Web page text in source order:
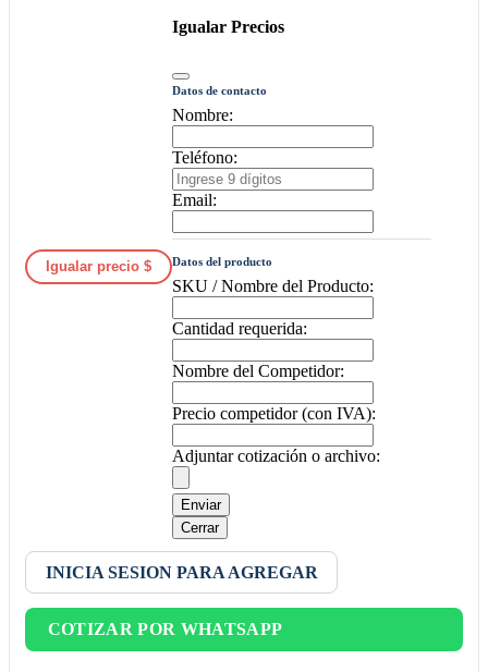
Igualar precio $
Igualar Precios
Datos de contacto
Nombre:
Teléfono:
Email:
Datos del producto
SKU / Nombre del Producto:
Cantidad requerida:
Nombre del Competidor:
Precio competidor (con IVA):
Adjuntar cotización o archivo:
Enviar
Cerrar
INICIA SESION PARA AGREGAR
COTIZAR POR WHATSAPP